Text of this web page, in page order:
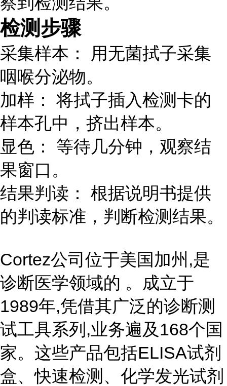
检测步骤
采集样本： 用无菌拭子采集
咽喉分泌物。
加样： 将拭子插入检测卡的
样本孔中，挤出样本。
显色： 等待几分钟，观察结
果窗口。
结果判读： 根据说明书提供
的判读标准，判断检测结果。
Cortez公司位于美国加州,是
诊断医学领域的 。成立于
1989年,凭借其广泛的诊断测
试工具系列,业务遍及168个国
家。这些产品包括ELISA试剂
盒、快速检测、化学发光试剂